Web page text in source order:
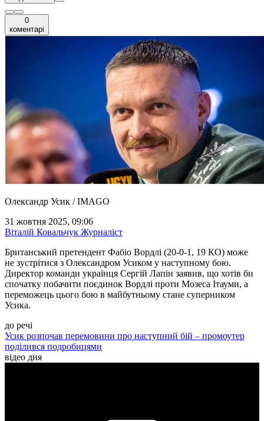
0
коментарі
Олександр Усик / IMAGO
31 жовтня 2025, 09:06
Віталій Ковальчук Журналіст
Британський претендент Фабіо Вордлі (20-0-1, 19 КО) може
не зустрітися з Олександром Усиком у наступному бою.
Директор команди українця Сергій Лапін заявив, що хотів би
спочатку побачити поєдинок Вордлі проти Мозеса Ітауми, а
переможець цього бою в майбутньому стане суперником
Усика.
до речі
Усик розпочав перемовини про наступний бій – промоутер
поділився подробицями
відео дня